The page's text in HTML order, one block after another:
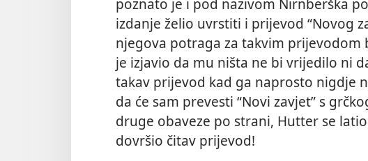
izdanje želio uvrstiti i prijevod “Novog
njegova potraga za takvim prijevodom
je izjavio da mu ništa ne bi vrijedilo ni
takav prijevod kad ga naprosto nigdje
da će sam prevesti “Novi zavjet” s
druge obaveze po strani, Hutter se
dovršio čitav prijevod!